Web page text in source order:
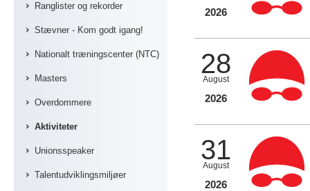
Ranglister og rekorder
Stævner - Kom godt igang!
Nationalt træningscenter (NTC)
Masters
Overdommere
Aktiviteter
Unionsspeaker
Talentudviklingsmiljøer
2026
28
August
2026
31
August
2026